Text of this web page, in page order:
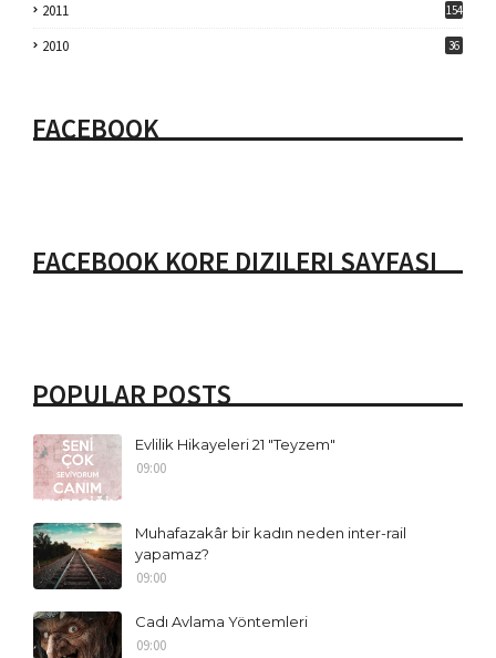
2011 154
2010 36
FACEBOOK
FACEBOOK KORE DIZILERI SAYFASI
POPULAR POSTS
Evlilik Hikayeleri 21 "Teyzem"
09:00
Muhafazakâr bir kadın neden inter-rail
yapamaz?
09:00
Cadı Avlama Yöntemleri
09:00